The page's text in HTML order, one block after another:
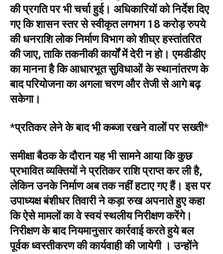
की प्रगति पर भी चर्चा हुई। अधिकारियों को निर्देश दिए
गए कि शासन स्तर से स्वीकृत लगभग 18 करोड़ रुपये
की धनराशि लोक निर्माण विभाग को शीघ्र हस्तांतरित
की जाए, ताकि तकनीकी कार्यों में देरी न हो। एमडीडीए
का मानना है कि आधारभूत सुविधाओं के स्थानांतरण के
बाद परियोजना का अगला चरण और तेजी से आगे बढ़
सकेगा।
*प्रतिकर लेने के बाद भी कब्जा रखने वालों पर सख्ती*
समीक्षा बैठक के दौरान यह भी सामने आया कि कुछ
प्रभावित व्यक्तियों ने प्रतिकर राशि प्राप्त कर ली है,
लेकिन उनके निर्माण अब तक नहीं हटाए गए हैं। इस पर
उपाध्यक्ष बंशीधर तिवारी ने कड़ा रुख अपनाते हुए कहा
कि ऐसे मामलों का वे स्वयं स्थलीय निरीक्षण करेंगे।
निरीक्षण के बाद नियमानुसार कार्रवाई करते हुये बल
पूर्वक ध्वस्तीकरण की कार्यवाही की जायेगी । उन्होंने